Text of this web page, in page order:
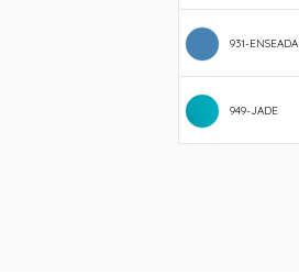
931-ENSEADA
949-JADE